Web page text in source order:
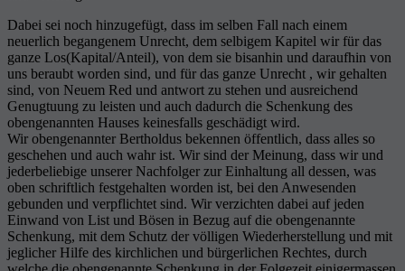
Dabei sei noch hinzugefügt, dass im selben Fall nach einem
neuerlich begangenem Unrecht, dem selbigem Kapitel wir für das
ganze Los(Kapital/Anteil), von dem sie bisanhin und daraufhin von
uns beraubt worden sind, und für das ganze Unrecht , wir gehalten
sind, von Neuem Red und antwort zu stehen und ausreichend
Genugtuung zu leisten und auch dadurch die Schenkung des
obengenannten Hauses keinesfalls geschädigt wird.
Wir obengenannter Bertholdus bekennen öffentlich, dass alles so
geschehen und auch wahr ist. Wir sind der Meinung, dass wir und
jederbeliebige unserer Nachfolger zur Einhaltung all dessen, was
oben schriftlich festgehalten worden ist, bei den Anwesenden
gebunden und verpflichtet sind. Wir verzichten dabei auf jeden
Einwand von List und Bösen in Bezug auf die obengenannte
Schenkung, mit dem Schutz der völligen Wiederherstellung und mit
jeglicher Hilfe des kirchlichen und bürgerlichen Rechtes, durch